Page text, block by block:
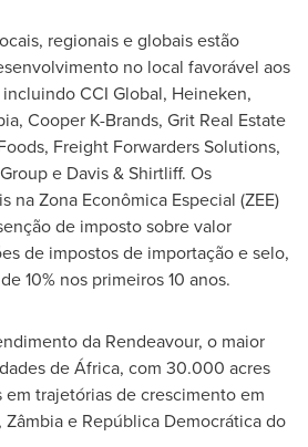
regionais e globais estão
no local favorável aos
CCI Global, Heineken,
Cooper K-Brands, Grit Real Estate
Freight Forwarders Solutions,
e Davis & Shirtliff. Os
na Zona Econômica Especial (ZEE)
de imposto sobre valor
de impostos de importação e selo,
10% nos primeiros 10 anos.
da Rendeavour, o maior
de África, com 30.000 acres
trajetórias de crescimento em
Zâmbia e República Democrática do